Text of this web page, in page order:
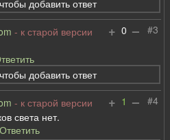
добавить ответ
#3
+ 0 –
- к старой версии
добавить ответ
#4
+ 1 –
- к старой версии
света нет.
Ответить